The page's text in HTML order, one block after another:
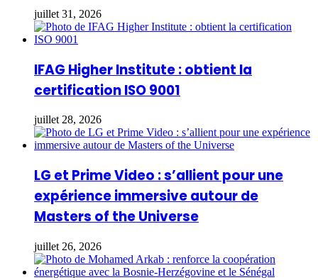
juillet 31, 2026
IFAG Higher Institute : obtient la
certification ISO 9001
juillet 28, 2026
LG et Prime Video : s’allient pour une
expérience immersive autour de
Masters of the Universe
juillet 26, 2026